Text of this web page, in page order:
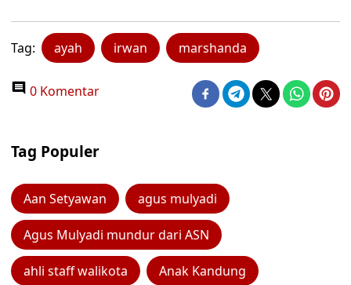
Tag: ayah irwan marshanda
0 Komentar
Tag Populer
Aan Setyawan agus mulyadi
Agus Mulyadi mundur dari ASN
ahli staff walikota Anak Kandung